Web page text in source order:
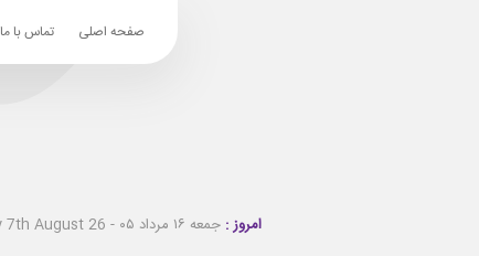
صفحه اصلی تماس با ما
امروز : جمعه ۱۶ مرداد ۰۵ - Friday 7th August 26